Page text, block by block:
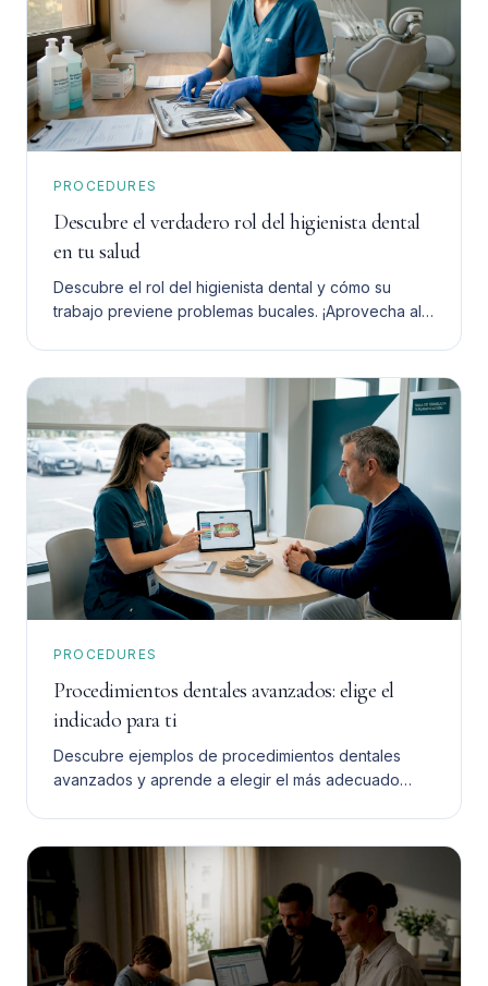
PROCEDURES
Descubre el verdadero rol del higienista dental
en tu salud
Descubre el rol del higienista dental y cómo su
trabajo previene problemas bucales. ¡Aprovecha al
PROCEDURES
Procedimientos dentales avanzados: elige el
indicado para ti
Descubre ejemplos de procedimientos dentales
avanzados y aprende a elegir el más adecuado